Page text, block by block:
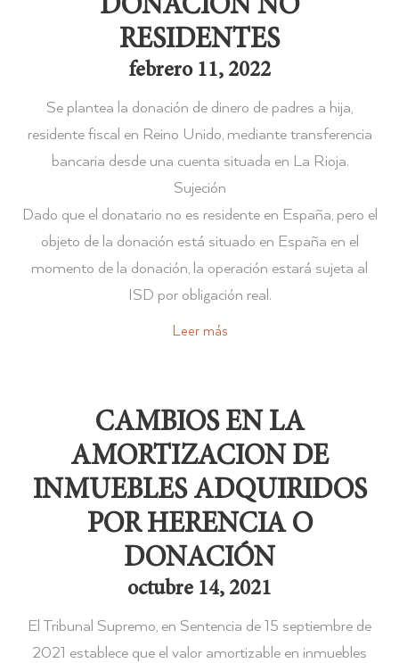
DONACION NO
RESIDENTES
febrero 11, 2022
Se plantea la donación de dinero de padres a hija,
residente fiscal en Reino Unido, mediante transferencia
bancaria desde una cuenta situada en La Rioja.
Sujeción
Dado que el donatario no es residente en España, pero el
objeto de la donación está situado en España en el
momento de la donación, la operación estará sujeta al
ISD por obligación real.
Leer más
CAMBIOS EN LA
AMORTIZACION DE
INMUEBLES ADQUIRIDOS
POR HERENCIA O
DONACIÓN
octubre 14, 2021
El Tribunal Supremo, en Sentencia de 15 septiembre de
2021 establece que el valor amortizable en inmuebles